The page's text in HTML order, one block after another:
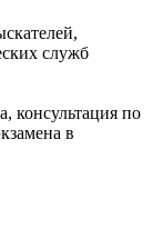
служб
консультация по
в